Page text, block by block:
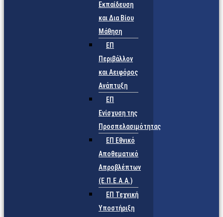
Εκπαίδευση
και Δια Βίου
Μάθηση
ΕΠ
Περιβάλλον
και Αειφόρος
Ανάπτυξη
ΕΠ
Ενίσχυση της
Προσπελασιμότητας
ΕΠ Εθνικό
Αποθεματικό
Απροβλέπτων
(Ε.Π.Ε.Α.Α.)
ΕΠ Τεχνική
Υποστήριξη